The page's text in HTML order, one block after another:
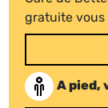
gratuite vous
A pied,